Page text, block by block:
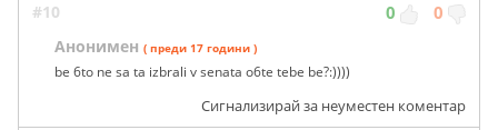
#10 0 0
Анонимен ( преди 17 години )
be 6to ne sa ta izbrali v senata o6te tebe be?:))))
Сигнализирай за неуместен коментар